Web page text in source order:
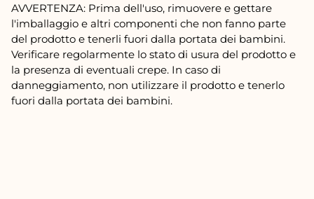
AVVERTENZA: Prima dell'uso, rimuovere e gettare
l'imballaggio e altri componenti che non fanno parte
del prodotto e tenerli fuori dalla portata dei bambini.
Verificare regolarmente lo stato di usura del prodotto e
la presenza di eventuali crepe. In caso di
danneggiamento, non utilizzare il prodotto e tenerlo
fuori dalla portata dei bambini.